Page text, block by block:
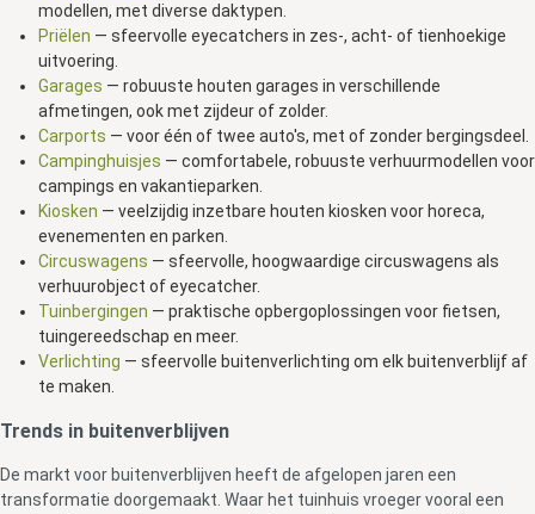
modellen, met diverse daktypen.
Priëlen — sfeervolle eyecatchers in zes-, acht- of tienhoekige
uitvoering.
Garages — robuuste houten garages in verschillende
afmetingen, ook met zijdeur of zolder.
Carports — voor één of twee auto's, met of zonder bergingsdeel.
Campinghuisjes — comfortabele, robuuste verhuurmodellen voor
campings en vakantieparken.
Kiosken — veelzijdig inzetbare houten kiosken voor horeca,
evenementen en parken.
Circuswagens — sfeervolle, hoogwaardige circuswagens als
verhuurobject of eyecatcher.
Tuinbergingen — praktische opbergoplossingen voor fietsen,
tuingereedschap en meer.
Verlichting — sfeervolle buitenverlichting om elk buitenverblijf af
te maken.
Trends in buitenverblijven
De markt voor buitenverblijven heeft de afgelopen jaren een
transformatie doorgemaakt. Waar het tuinhuis vroeger vooral een